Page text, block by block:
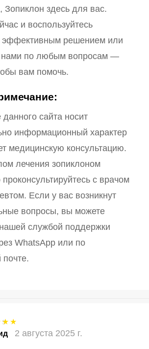
Зопиклон здесь для вас.
и воспользуйтесь
решением или
нами по любым вопросам —
вам помочь.
сайта носит
информационный характер
медицинскую консультацию.
лечения зопиклоном
с врачом
Если у вас возникнут
вопросы, вы можете
службой поддержки
WhatsApp или по
почте.
из
2 августа 2025 г.